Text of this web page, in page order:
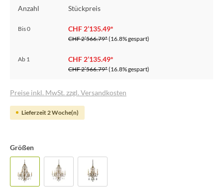
Anzahl Stückpreis
Bis0 CHF 2’135.49*
CHF 2’566.79*(16.8% gespart)
Ab 1 CHF 2’135.49*
CHF 2’566.79*(16.8% gespart)
Preise inkl. MwSt. zzgl. Versandkosten
Lieferzeit 2 Woche(n)
Größen